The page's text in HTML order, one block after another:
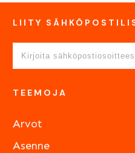
TEEMOJA
Arvot
Asenne
LIITY